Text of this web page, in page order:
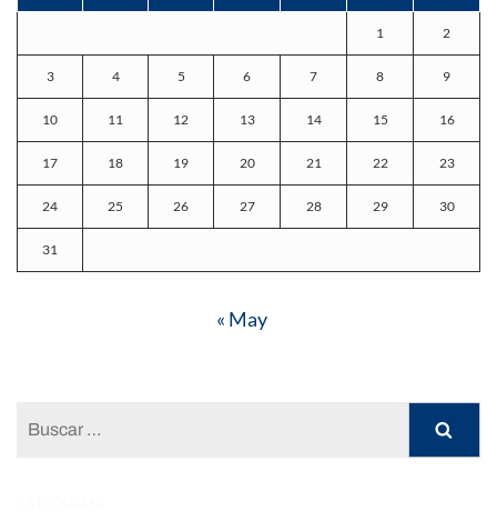
1 2
3 4 5 6 7 8 9
10 11 12 13 14 15 16
17 18 19 20 21 22 23
24 25 26 27 28 29 30
31
« May